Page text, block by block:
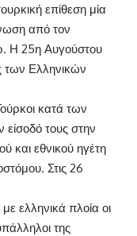
επίθεση μία
από τον
Η 25η Αυγούστου
των Ελληνικών
κατά των
τους στην
και εθνικού ηγέτη
Στις 26
ελληνικά πλοία οι
της